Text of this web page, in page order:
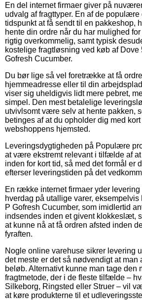
En del internet firmaer giver på
udvalg af fragttyper. En af de
tidspunkt at få sendt til en pakkeshop,
hente din ordre når du har mulighed
rigtig overkommelig, samt typisk
kostelige fragtløsning ved køb af Dove
Gofresh Cucumber.
Du bør lige så vel foretrække at få
hjemmeadresse eller til din
viser sig uheldigvis lidt mere pebret,
simpel. Den mest betalelige
utvivlsomt være selv at hente pakken,
betinges af at du opholder dig med
webshoppens hjemsted.
Leveringsdygtigheden på Populære
at være ekstremt relevant i tilfælde af
inden for kort tid, så med det formål er
efterser leveringstiden på det
En række internet firmaer yder
hverdag på utallige varer, eksempelvis
P Gofresh Cucumber, som imidlertid
indsendes inden et givent klokkeslæt,
at kunne nå at få ordren afsted inden
fyraften.
Nogle online varehuse sikrer levering
det meste er det så nødvendigt at man
beløb. Alternativt kunne man tage den
fragtmetode, der i de fleste tilfælde –
Silkeborg, Ringsted eller Struer – vil
at køre produkterne til et